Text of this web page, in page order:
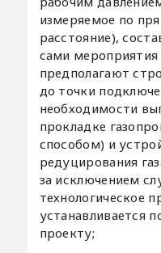
измеряемое по
расстояние),
сами
предполагают
до точки
необходимости
прокладке
способом) и
редуцирования
за исключением
технологическое
устанавливается
проекту;